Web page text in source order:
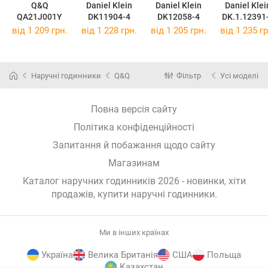
Q&Q
QA21J001Y
Daniel Klein
DK11904-4
Daniel Klein
DK12058-4
Daniel
від 1 209 грн. від 1 228 грн. від 1 205 грн. від 1 235
Наручні годинники Q&Q Фільтр Усі моделі
Повна версія сайту
Політика конфіденційності
Запитання й побажання щодо сайту
Магазинам
Каталог наручних годинників 2026 - новинки, хіти
продажів, купити наручні годинники.
Ми в інших країнах
Україна Велика Британія США
Польща